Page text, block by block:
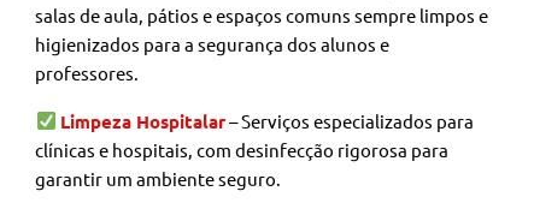
salas de aula, pátios e espaços comuns sempre limpos e
higienizados para a segurança dos alunos e
professores.
Limpeza Hospitalar– Serviços especializados para
clínicas e hospitais, com desinfecção rigorosa para
garantir um ambiente seguro.